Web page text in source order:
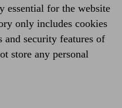
essential for the website
only includes cookies
and security features of
store any personal